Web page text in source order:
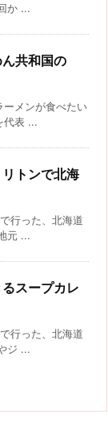
か ...
共和国の
ーメンが食べたい
代表 ...
トンで北海
行った、北海道
元 ...
スープカレ
行った、北海道
ジ ...